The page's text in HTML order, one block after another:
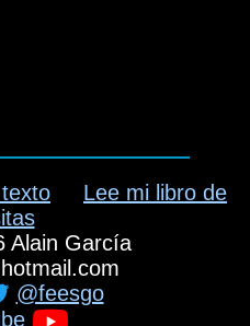
Lee mi libro de
Alain García
hotmail.com
@feesgo